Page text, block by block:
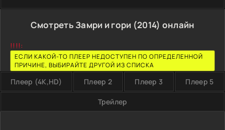
Смотреть Замри и гори (2014) онлайн
!!!!:
ЕСЛИ КАКОЙ-ТО ПЛЕЕР НЕДОСТУПЕН ПО ОПРЕДЕЛЕННОЙ
ПРИЧИНЕ, ВЫБИРАЙТЕ ДРУГОЙ ИЗ СПИСКА
Плеер (4K,HD) Плеер 2 Плеер 3 Плеер 5
Трейлер